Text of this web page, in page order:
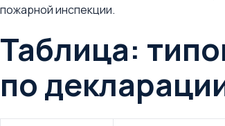
пожарной инспекции.
Таблица:
по